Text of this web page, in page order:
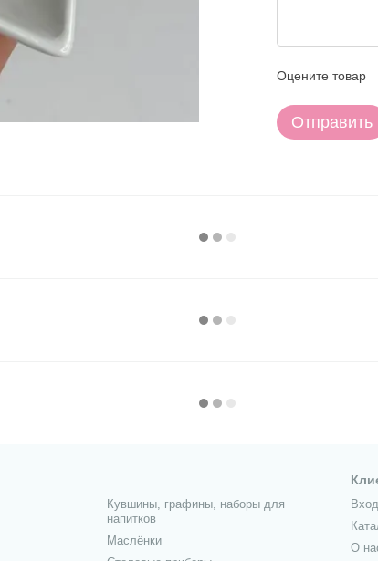
Оцените товар
Отправить
Кувшины, графины, наборы для
напитков
Маслёнки
О